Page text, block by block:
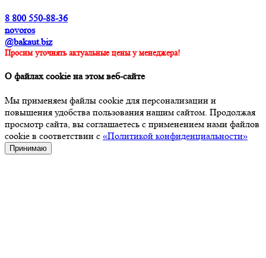
8 800 550-88-36
novoros
@bakaut.biz
Просим уточнять актуальные цены у менеджера!
О файлах cookie на этом веб-сайте
Мы применяем файлы cookie для персонализации и
повышения удобства пользования нашим сайтом. Продолжая
просмотр сайта, вы соглашаетесь с применением нами файлов
cookie в соответствии с «Политикой конфиденциальности»
Принимаю